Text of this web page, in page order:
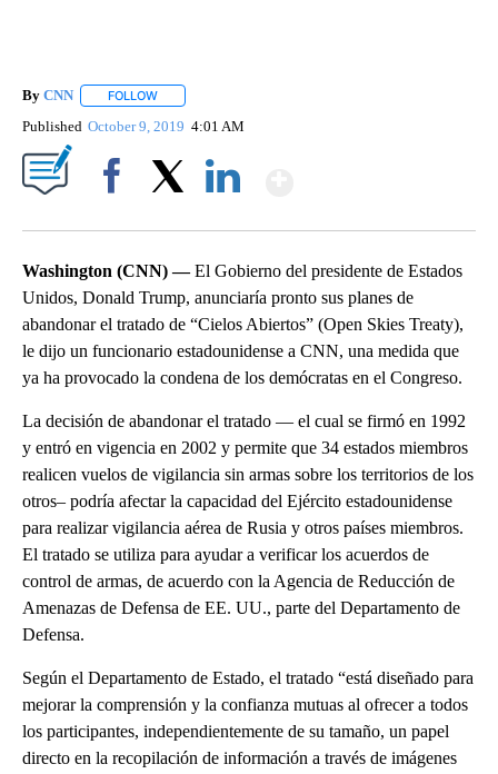
By CNN FOLLOW
Published October 9, 2019 4:01 AM
Washington (CNN) —El Gobierno del presidente de Estados
Unidos, Donald Trump, anunciaría pronto sus planes de
abandonar el tratado de “Cielos Abiertos” (Open Skies Treaty),
le dijo un funcionario estadounidense a CNN, una medida que
ya ha provocado la condena de los demócratas en el Congreso.
La decisión de abandonar el tratado — el cual se firmó en 1992
y entró en vigencia en 2002 y permite que 34 estados miembros
realicen vuelos de vigilancia sin armas sobre los territorios de los
otros– podría afectar la capacidad del Ejército estadounidense
para realizar vigilancia aérea de Rusia y otros países miembros.
El tratado se utiliza para ayudar a verificar los acuerdos de
control de armas, de acuerdo con la Agencia de Reducción de
Amenazas de Defensa de EE. UU., parte del Departamento de
Defensa.
Según el Departamento de Estado, el tratado “está diseñado para
mejorar la comprensión y la confianza mutuas al ofrecer a todos
los participantes, independientemente de su tamaño, un papel
directo en la recopilación de información a través de imágenes